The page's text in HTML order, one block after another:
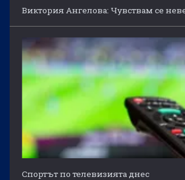
Виктория Ангелова: Чувствам се
Спортът по телевизията днес